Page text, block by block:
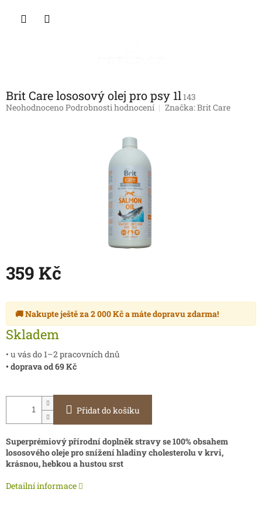
Brit Care lososový olej pro psy 1l 143
Průměrné
Neohodnoceno Podrobnosti hodnocení Značka:Brit Care
359 Kč
cena:
🚚 Nakupte ještě za2 000 Kča mátedopravu zdarma!
Skladem
• u vás do 1–2 pracovních dnů
• doprava od 69 Kč
Přidat do košíku
Superprémiový přírodní doplněk stravy se 100% obsahem
lososového oleje pro snížení hladiny cholesterolu v krvi,
krásnou, hebkou a hustou srst
Detailní informace